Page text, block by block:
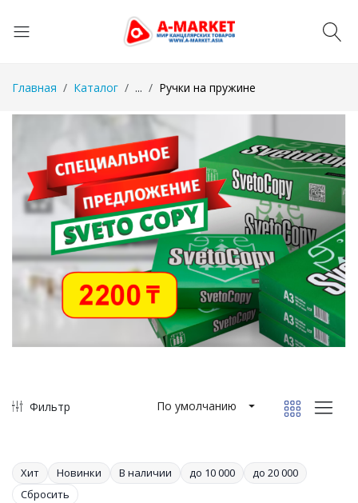
Главная Каталог ... Ручки на пружине
Фильтр По умолчанию
Хит Новинки В наличии до 10 000
до 20 000
Сбросить